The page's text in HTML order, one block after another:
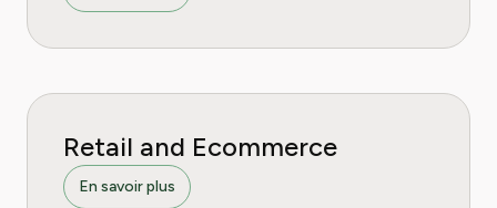
Retail and Ecommerce
En savoir plus